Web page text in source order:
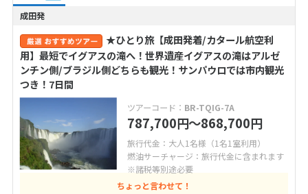
成田発
★ひとり旅【成田発着/カタール航空利
用】最短でイグアスの滝へ！世界遺産イグアスの滝はアルゼ
ンチン側/ブラジル側どちらも観光！サンパウロでは市内観光
つき！7日間
ツアーコード： BR-TQIG-7A
787,700円〜868,700円
旅行代金：大人1名様（1名1室利用）
燃油サーチャージ：旅行代金に含まれます
※諸税等別途必要
ちょっと言わせて！